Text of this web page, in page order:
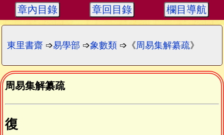
章內目錄 章回目錄 欄目導航
東里書齋 ➩易學部 ➩象數類 ➩《周易集解纂疏》
周易集解纂疏
復